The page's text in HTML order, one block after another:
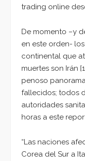
trading online
De momento –y
en este orden-
continental que
muertes son Irán
penoso
fallecidos; todos
autoridades
horas a este
“Las naciones
Corea del Sur a